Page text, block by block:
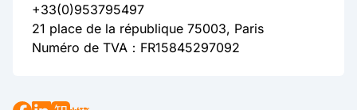
+33(0)953795497
21 place de la république 75003, Paris
Numéro de TVA：FR15845297092